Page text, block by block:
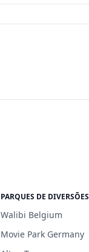
PARQUES DE DIVERSÕES
Walibi Belgium
Movie Park Germany